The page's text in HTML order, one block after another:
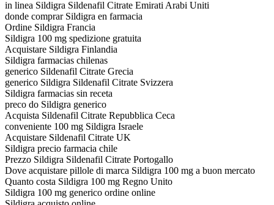
in linea Sildigra Sildenafil Citrate Emirati Arabi Uniti
donde comprar Sildigra en farmacia
Ordine Sildigra Francia
Sildigra 100 mg spedizione gratuita
Acquistare Sildigra Finlandia
Sildigra farmacias chilenas
generico Sildenafil Citrate Grecia
generico Sildigra Sildenafil Citrate Svizzera
Sildigra farmacias sin receta
preco do Sildigra generico
Acquista Sildenafil Citrate Repubblica Ceca
conveniente 100 mg Sildigra Israele
Acquistare Sildenafil Citrate UK
Sildigra precio farmacia chile
Prezzo Sildigra Sildenafil Citrate Portogallo
Dove acquistare pillole di marca Sildigra 100 mg a buon mercato
Quanto costa Sildigra 100 mg Regno Unito
Sildigra 100 mg generico ordine online